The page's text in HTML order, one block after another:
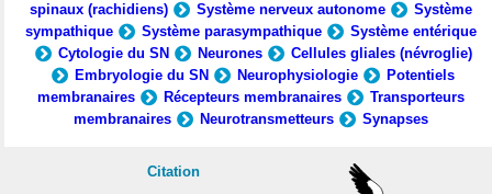
spinaux (rachidiens)
Système nerveux autonome
Système
sympathique
Système parasympathique
Système entérique
Cytologie du SN
Neurones
Cellules gliales (névroglie)
Embryologie du SN
Neurophysiologie
Potentiels
membranaires
Récepteurs membranaires
Transporteurs
membranaires
Neurotransmetteurs Synapses
Citation